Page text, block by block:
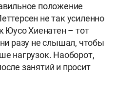
положение
не так усиленно
Юусо Хиенатен – тот
разу не слышал, чтобы
нагрузок. Наоборот,
занятий и просит